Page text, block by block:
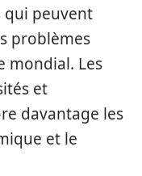
qui peuvent
problèmes
mondial. Les
et
davantage les
et le